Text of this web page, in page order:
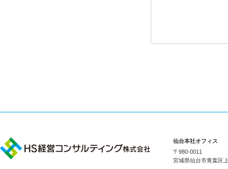
仙台本社オフィス
〒980-0011
宮城県仙台市青葉区